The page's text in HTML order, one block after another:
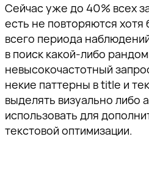
Сейчас уже до 40% всех
есть не повторяются
всего периода
в поиск какой-либо
невысокочастотный
некие паттерны в title и
выделять визуально либо
использовать для
текстовой оптимизации.